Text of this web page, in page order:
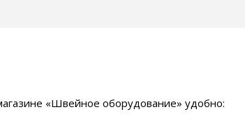
«Швейное оборудование» удобно: